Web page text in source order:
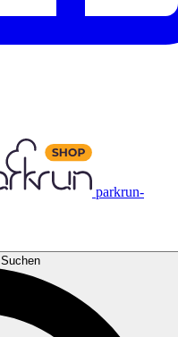
parkrun-
Suchen